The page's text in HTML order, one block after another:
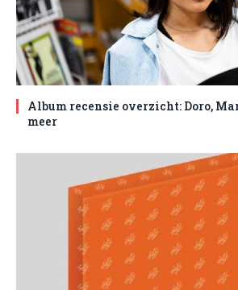
Album recensie overzicht: Doro,
meer